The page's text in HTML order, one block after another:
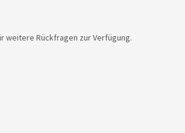
weitere Rückfragen zur Verfügung.